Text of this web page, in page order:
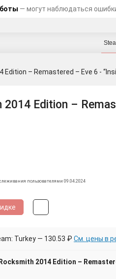
— могут наблюдаться
Edition – Remastered – Eve 6 -
2014 Edition –
пользователями 09.04.2024
Turkey — 130.53 ₽ См. цены в
2014 Edition –